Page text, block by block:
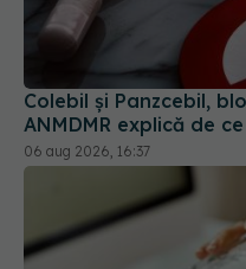
Colebil și Panzcebil,
ANMDMR explică de
06 aug 2026, 16:37